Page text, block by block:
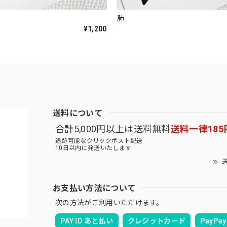
¥1,200
肺
送料について
合計5,000円以上は送料無料送料一律185
追跡可能なクリックポスト配送
10日以内に発送いたします
お支払い方法について
次の方法がご利用いただけます。
PAY ID あと払い クレジットカード PayPay